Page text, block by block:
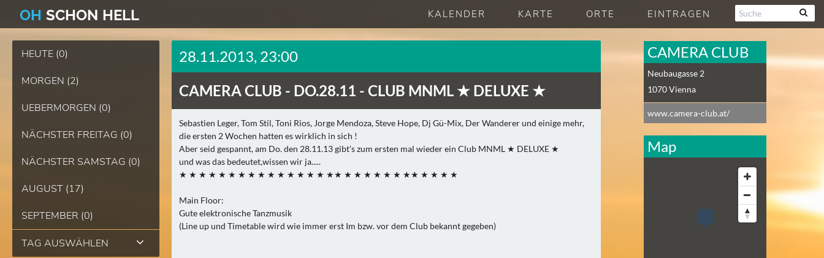
OH SCHON HELL KALENDER KARTE ORTE EINTRAGEN
HEUTE (0)
MORGEN (2)
UEBERMORGEN (0)
NÄCHSTER FREITAG (0)
NÄCHSTER SAMSTAG (0)
AUGUST (17)
SEPTEMBER (0)
TAG AUSWÄHLEN
28.11.2013, 23:00
CAMERA CLUB - DO.28.11 - CLUB MNML ★ DELUXE ★
Sebastien Leger, Tom Stil, Toni Rios, Jorge Mendoza, Steve Hope, Dj Gü-Mix, Der Wanderer und einige mehr,
die ersten 2 Wochen hatten es wirklich in sich !
Aber seid gespannt, am Do. den 28.11.13 gibt's zum ersten mal wieder ein Club MNML ★ DELUXE ★
und was das bedeutet,wissen wir ja.....
★ ★ ★ ★ ★ ★ ★ ★ ★ ★ ★ ★ ★ ★ ★ ★★ ★ ★ ★ ★ ★ ★ ★★ ★ ★ ★ ★
Main Floor:
Gute elektronische Tanzmusik
(Line up und Timetable wird wie immer erst Im bzw. vor dem Club bekannt gegeben)
CAMERA CLUB
Neubaugasse 2
1070Vienna
www.camera-club.at/
Map